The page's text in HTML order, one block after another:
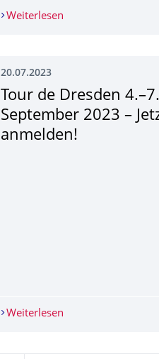
Weiterlesen Fit für die Zukunft
20.07.2023
Tour de Dresden 4.–7.
September 2023 –
anmelden!
Weiterlesen Tour de Dresden